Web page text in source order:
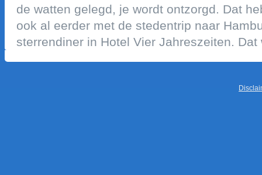
de watten gelegd, je wordt ontzorgd. dat
ook al eerder met de stedentrip naar
sterrendiner in hotel vier jahreszeiten. dat